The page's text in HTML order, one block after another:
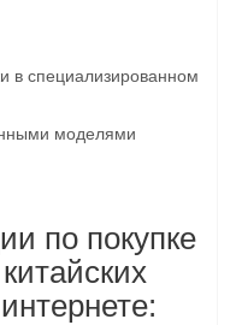
в специализированном
моделями
по покупке